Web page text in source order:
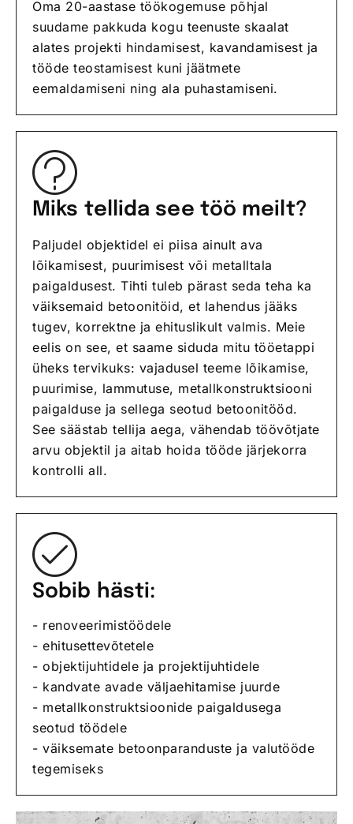
Oma 20-aastase töökogemuse põhjal
suudame pakkuda kogu teenuste skaalat
alates projekti hindamisest, kavandamisest ja
tööde teostamisest kuni jäätmete
eemaldamiseni ning ala puhastamiseni.
Miks tellida see töö meilt?
Paljudel objektidel ei piisa ainult ava
lõikamisest, puurimisest või metalltala
paigaldusest. Tihti tuleb pärast seda teha ka
väiksemaid betoonitöid, et lahendus jääks
tugev, korrektne ja ehituslikult valmis. Meie
eelis on see, et saame siduda mitu tööetappi
üheks tervikuks: vajadusel teeme lõikamise,
puurimise, lammutuse, metallkonstruktsiooni
paigalduse ja sellega seotud betoonitööd.
See säästab tellija aega, vähendab töövõtjate
arvu objektil ja aitab hoida tööde järjekorra
kontrolli all.
Sobib hästi:
- renoveerimistöödele
- ehitusettevõtetele
- objektijuhtidele ja projektijuhtidele
- kandvate avade väljaehitamise juurde
- metallkonstruktsioonide paigaldusega
seotud töödele
- väiksemate betoonparanduste ja valutööde
tegemiseks